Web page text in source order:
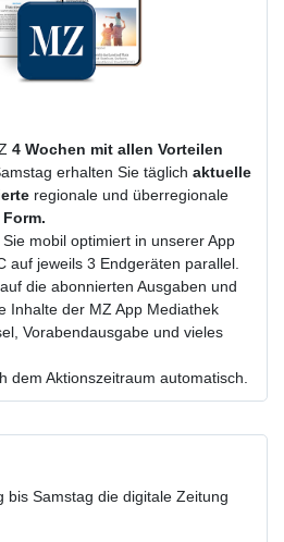
4 Wochen mit allen Vorteilen
erhalten Sie täglich aktuelle
regionale und überregionale
mobil optimiert in unserer App
auf jeweils 3 Endgeräten parallel.
die abonnierten Ausgaben und
Inhalte der MZ App Mediathek
Vorabendausgabe und vieles
dem Aktionszeitraum automatisch.
und
bis Samstag die digitale Zeitung